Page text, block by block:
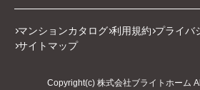
マンションカタログ 利用規約 プライバ
サイトマップ
Copyright(c) 株式会社ブライトホーム